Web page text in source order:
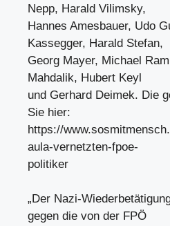
Nepp, Harald Vilimsky,
Hannes Amesbauer, Udo
Kassegger, Harald Stefan,
Georg Mayer, Michael
Mahdalik, Hubert Keyl
und Gerhard Deimek. Die
Sie hier:
https://
aula-vernetzten-fpoe-
politiker
„Der Nazi-
gegen die von der FPÖ